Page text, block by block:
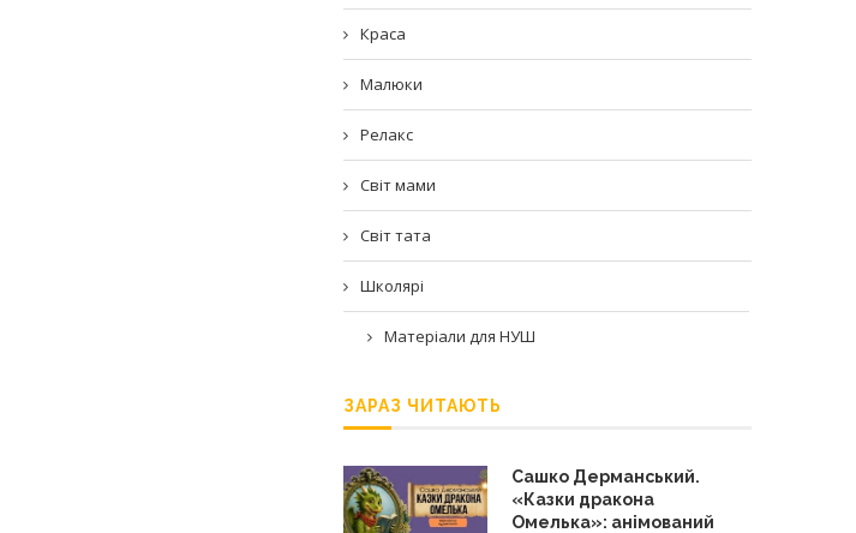
Краса
Малюки
Релакс
Світ мами
Світ тата
Школярі
Матеріали для НУШ
ЗАРАЗ ЧИТАЮТЬ
Сашко Дерманський.
«Казки дракона
Омелька»: анімований